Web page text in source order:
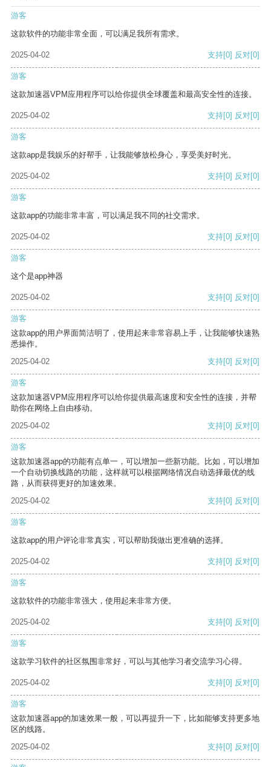
游客
这款软件的功能非常全面，可以满足我所有需求。
2025-04-02 支持[0] 反对[0]
游客
这款加速器VPM应用程序可以给你提供全球覆盖和最高安全性的连接。
2025-04-02 支持[0] 反对[0]
游客
这款app是我娱乐的好帮手，让我能够放松身心，享受美好时光。
2025-04-02 支持[0] 反对[0]
游客
这款app的功能非常丰富，可以满足我不同的社交需求。
2025-04-02 支持[0] 反对[0]
游客
这个是app神器
2025-04-02 支持[0] 反对[0]
游客
这款app的用户界面简洁明了，使用起来非常容易上手，让我能够快速熟
悉操作。
2025-04-02
支持[0] 反对[0]
游客
这款加速器VPM应用程序可以给你提供最高速度和安全性的连接，并帮
助你在网络上自由移动。
2025-04-02
支持[0] 反对[0]
游客
这款加速器app的功能有点单一，可以增加一些新功能。比如，可以增加
一个自动切换线路的功能，这样就可以根据网络情况自动选择最优的线
路，从而获得更好的加速效果。
2025-04-02
支持[0] 反对[0]
游客
这款app的用户评论非常真实，可以帮助我做出更准确的选择。
2025-04-02 支持[0] 反对[0]
游客
这款软件的功能非常强大，使用起来非常方便。
2025-04-02 支持[0] 反对[0]
游客
这款学习软件的社区氛围非常好，可以与其他学习者交流学习心得。
2025-04-02 支持[0] 反对[0]
游客
这款加速器app的加速效果一般，可以再提升一下，比如能够支持更多地
区的线路。
2025-04-02
支持[0] 反对[0]